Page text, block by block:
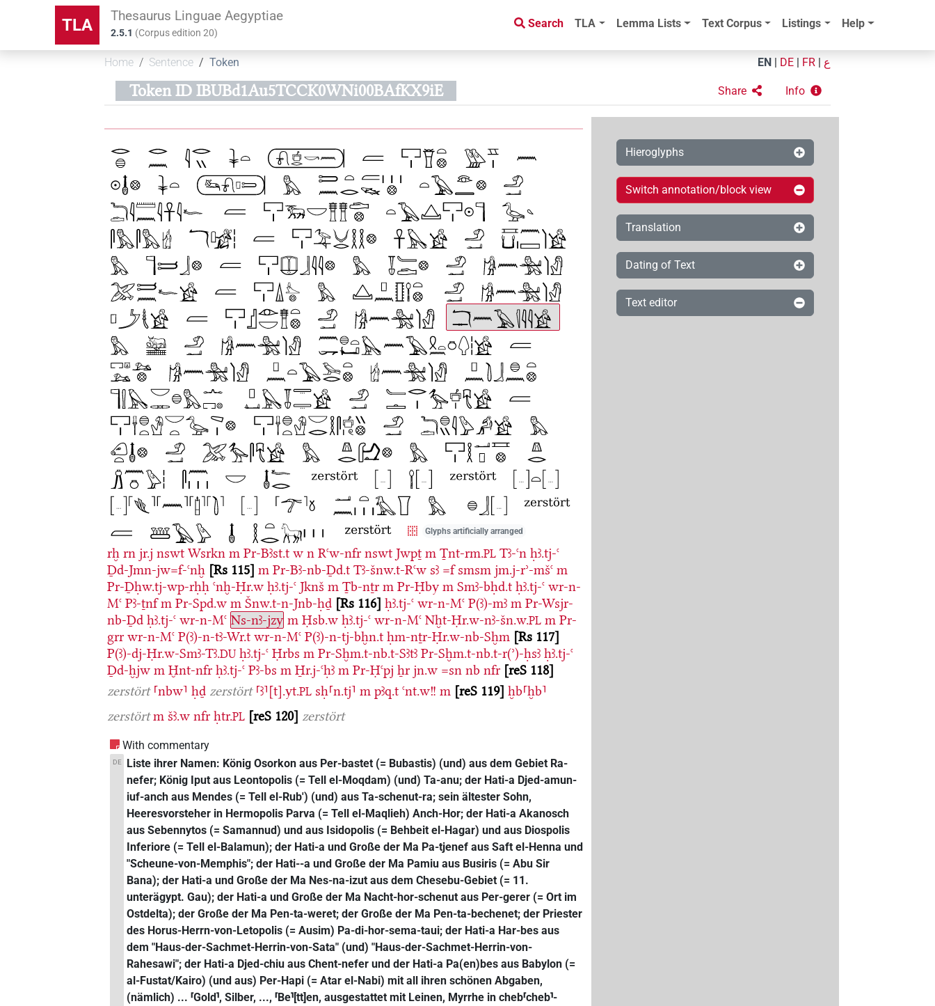
TLA Thesaurus Linguae Aegyptiae
2.5.1 (Corpus edition20)
Search TLA Lemma Lists Text Corpus Listings Help
Home Sentence Token EN DE FR ع
Token ID IBUBd1Au5TCCK0WNi00BAfKX9iE Share Info
Glyphs artificially arranged
rḫ rn jr.j nswt Wsrkn m Pr-Bꜣst.t w n Rꜥw-nfr nswt Jwpṯ m Ṯnt-rm.PL Tꜣ-ꜥn ḥꜣ.tj-ꜥ
Ḏd-Jmn-jw=f-ꜥnḫ Rs 115 m Pr-Bꜣ-nb-Ḏd.t Tꜣ-šnw.t-Rꜥw sꜣ =f smsm jm.j-rʾ-mšꜥ m
Pr-Ḏḥw.tj-wp-rḥḥ ꜥnḫ-Ḥr.w ḥꜣ.tj-ꜥ Jknš m Ṯb-nṯr m Pr-Ḥby m Smꜣ-bḥd.t ḥꜣ.tj-ꜥ wr-n-
Mꜥ Pꜣ-ṯnf m Pr-Spd.w m Šnw.t-n-Jnb-ḥḏ Rs 116 ḥꜣ.tj-ꜥ wr-n-Mꜥ P(ꜣ)-mꜣ m Pr-Wsjr-
nb-Ḏd ḥꜣ.tj-ꜥ wr-n-Mꜥ Ns-nꜣ-jzy m Ḥsb.w ḥꜣ.tj-ꜥ wr-n-Mꜥ Nḫt-Ḥr.w-nꜣ-šn.w.PL m Pr-
grr wr-n-Mꜥ P(ꜣ)-n-tꜣ-Wr.t wr-n-Mꜥ P(ꜣ)-n-tj-bḫn.t ḥm-nṯr-Ḥr.w-nb-Sḫm Rs 117
P(ꜣ)-dj-Ḥr.w-Smꜣ-Tꜣ.DU ḥꜣ.tj-ꜥ Ḥrbs m Pr-Sḫm.t-nb.t-Sꜣtꜣ Pr-Sḫm.t-nb.t-r(ʾ)-ḥsꜣ ḥꜣ.tj-ꜥ
Ḏd-ḫjw m Ḫnt-nfr ḥꜣ.tj-ꜥ Pꜣ-bs m H̱r.j-ꜥḥꜣ m Pr-Ḥꜥpj ẖr jn.w =sn nb nfr reS 118
zerstört ⸢nbw⸣ ḥḏ zerstört ⸢ꜣ⸣[t].yt.PL sḥ⸢n.tj⸣ m pꜣq.t ꜥnt.w!! m reS 119 ḫb⸢ḫb⸣
zerstört m šꜣ.w nfr ḥtr.PL reS 120 zerstört
With commentary
DE
Liste ihrer Namen: König Osorkon aus Per-bastet (= Bubastis) (und) aus dem Gebiet Ra-
nefer; König Iput aus Leontopolis (= Tell el-Moqdam) (und) Ta-anu; der Hati-a Djed-amun-
iuf-anch aus Mendes (= Tell el-Rub') (und) aus Ta-schenut-ra; sein ältester Sohn,
Heeresvorsteher in Hermopolis Parva (= Tell el-Maqlieh) Anch-Hor; der Hati-a Akanosch
aus Sebennytos (= Samannud) und aus Isidopolis (= Behbeit el-Hagar) und aus Diospolis
Inferiore (= Tell el-Balamun); der Hati-a und Große der Ma Pa-tjenef aus Saft el-Henna und
"Scheune-von-Memphis"; der Hati--a und Große der Ma Pamiu aus Busiris (= Abu Sir
Bana); der Hati-a und Große der Ma Nes-na-izut aus dem Chesebu-Gebiet (= 11.
unterägypt. Gau); der Hati-a und Große der Ma Nacht-hor-schenut aus Per-gerer (= Ort im
Ostdelta); der Große der Ma Pen-ta-weret; der Große der Ma Pen-ta-bechenet; der Priester
des Horus-Herrn-von-Letopolis (= Ausim) Pa-di-hor-sema-taui; der Hati-a Har-bes aus
dem "Haus-der-Sachmet-Herrin-von-Sata" (und) "Haus-der-Sachmet-Herrin-von-
Rahesawi"; der Hati-a Djed-chiu aus Chent-nefer und der Hati-a Pa(en)bes aus Babylon (=
al-Fustat/Kairo) (und aus) Per-Hapi (= Atar el-Nabi) mit all ihren schönen Abgaben,
(nämlich) ... ⸢Gold⸣, Silber, ..., ⸢Be⸣[tt]en, ausgestattet mit Leinen, Myrrhe in cheb⸢cheb⸣-
Hieroglyphs
Switch annotation/block view
Translation
Dating of Text
Text editor